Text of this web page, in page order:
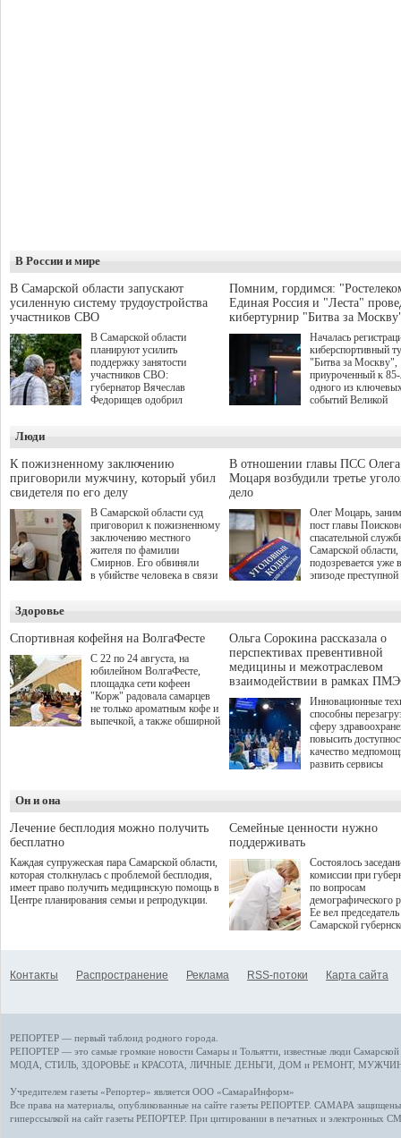
В России и мире
В Самарской области запускают
усиленную систему трудоустройства
участников СВО
В Самарской области
планируют усилить
поддержку занятости
участников СВО:
губернатор Вячеслав
Федорищев одобрил
Живайкина, направленные
на трудоустройство и более
спокойную адаптацию к
мирной жизни.
Помним, гордимся:
Единая Россия и "Леста"
кибертурнир "Битва за
Началась
киберспортивный
"Битва за Москву",
приуроченный к
одного из
событий Великой
игре "Мир танков"
выступили
партия "Единая
игровая студия
Люди
К пожизненному заключению
приговорили мужчину, который убил
свидетеля по его делу
В Самарской области суд
приговорил к пожизненному
заключению местного
жителя по фамилии
Смирнов. Его обвиняли
в убийстве человека в связи
В отношении главы ПСС Олега
Моцаря возбудили третье
дело
Олег Моцарь,
пост главы
спасательной
Самарской области,
подозревается уже
эпизоде преступной
а сам он
Здоровье
Спортивная кофейня на ВолгаФесте
С 22 по 24 августа, на
юбилейном ВолгаФесте,
площадка сети кофеен
"Корж" радовала самарцев
не только ароматным кофе и
выпечкой, а также обширной
Ольга Сорокина рассказала о
перспективах превентивной
медицины и межотраслевом
взаимодействии в рамках
Инновационные
способны
сферу
повысить
качество
развить сервисы
определенными
К ним можно
возникающие при
данными
более динамичного
проникновения
сегмент
отраслевое
рассказала Ольга
ходе сессии
качества жизни" в
ПМЭФ 2025. В
РФ Михаил
представители
Государственной
Он и она
Лечение бесплодия можно получить
бесплатно
Каждая супружеская пара Самарской области,
которая столкнулась с проблемой бесплодия,
имеет право получить медицинскую помощь в
Центре планирования семьи и репродукции.
Семейные ценности нужно
поддерживать
Состоялось
комиссии при
по вопросам
демографического
Ее вел председатель
Самарской
Контакты Распространение Реклама RSS-потоки Карта сайта
РЕПОРТЕР — первый таблоид родного города.
РЕПОРТЕР — это самые громкие новости Самары и Тольятти, известные люди
МОДА, СТИЛЬ ЗДОРОВЬЕ и КРАСОТА ЛИЧНЫЕ ДЕНЬГИ ДОМ и РЕМОНТ,
Учредителем газеты «Репортер» является ООО «СамараИнформ»
Все права на материалы, опубликованные на сайте газеты РЕПОРТЕР. САМАРА защищены.
гиперссылкой на сайт газеты РЕПОРТЕР. При цитировании в печатных и электронных